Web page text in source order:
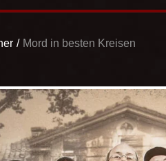
Mord in besten Kreisen